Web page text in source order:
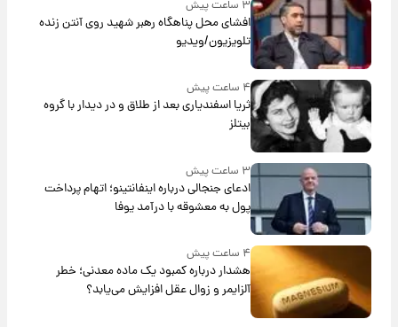
۳ ساعت پیش
افشای محل پناهگاه‌ رهبر شهید روی آنتن زنده
تلویزیون/ویدیو
۴ ساعت پیش
ثریا اسفندیاری بعد از طلاق و در دیدار با گروه
بیتلز
۳ ساعت پیش
ادعای جنجالی درباره اینفانتینو؛ اتهام پرداخت
پول به معشوقه با درآمد یوفا
۴ ساعت پیش
هشدار درباره کمبود یک ماده معدنی؛ خطر
آلزایمر و زوال عقل افزایش می‌یابد؟